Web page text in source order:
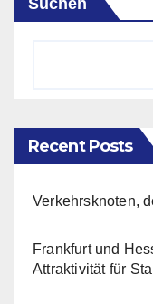
Suchen
Recent Posts
Verkehrsknoten,
Frankfurt und
Attraktivität für